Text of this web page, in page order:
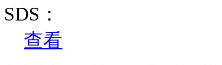
SDS：
查看